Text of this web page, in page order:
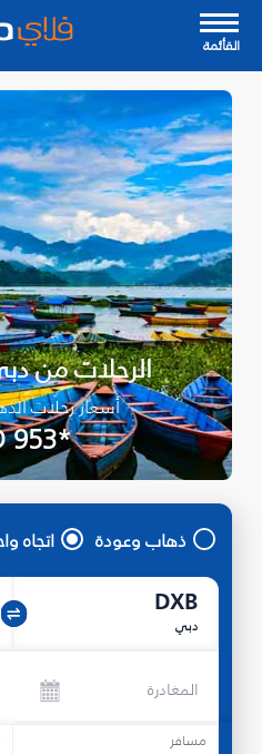
القأئمة
الرحلات من
أسعار رحلات
*AED 953
ذهاب وعودة اتجاه
DXB
دبي
المغادرة
مسافر